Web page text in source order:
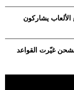
H
يشاركون
غيّرت القواعد